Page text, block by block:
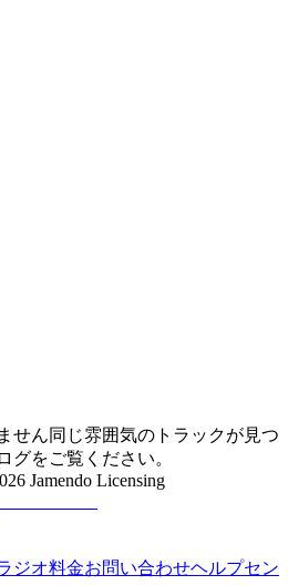
せん同じ雰囲気のトラックが見つ
グをご覧ください。
Jamendo Licensing
ジオ料金お問い合わせヘルプセン